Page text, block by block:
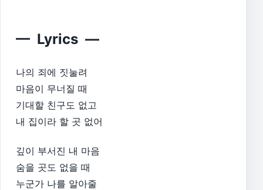
— Lyrics —
나의 죄에 짓눌려
마음이 무너질 때
기대할 친구도 없고
내 집이라 할 곳 없어
깊이 부서진 내 마음
숨을 곳도 없을 때
누군가 나를 알아줄